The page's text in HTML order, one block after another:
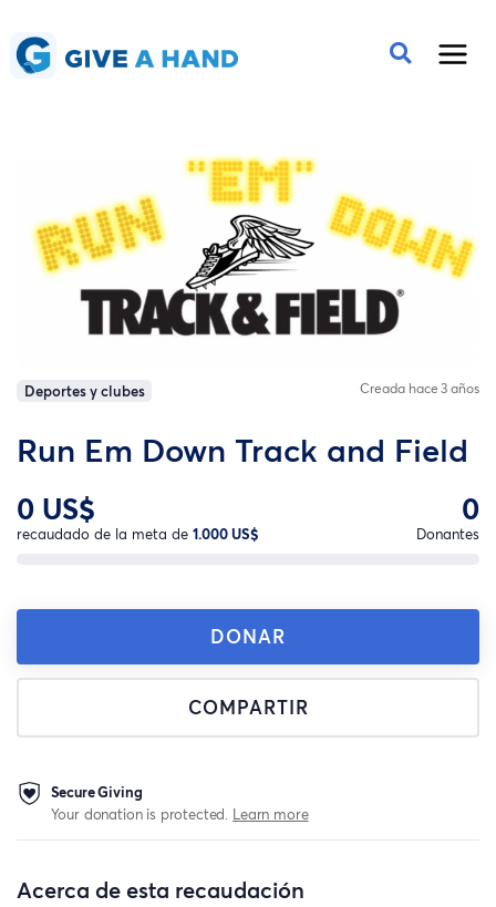
Deportes y clubes Creada hace 3 años
Run Em Down Track and Field
0 US$
recaudado de la meta de 1.000 US$
0
Donantes
DONAR
COMPARTIR
Secure Giving
Your donation is protected. Learn more
Acerca de esta recaudación